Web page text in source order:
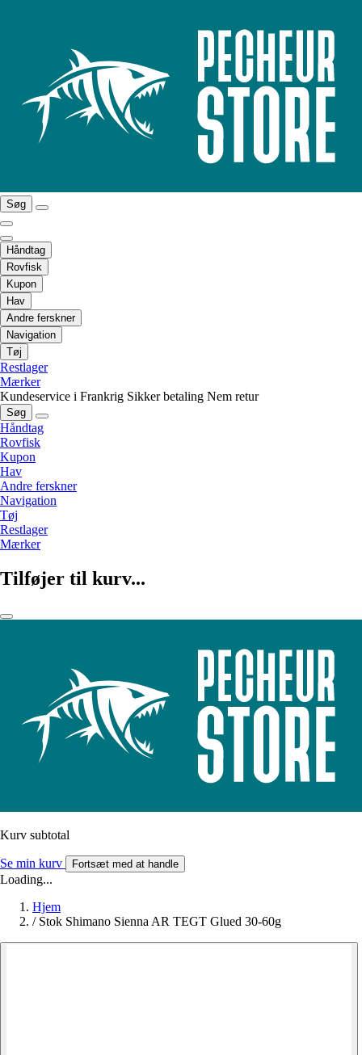
Søg
Håndtag
Rovfisk
Kupon
Hav
Andre ferskner
Navigation
Tøj
Restlager
Mærker
Kundeservice i Frankrig Sikker betaling Nem retur
Søg
Håndtag
Rovfisk
Kupon
Hav
Andre ferskner
Navigation
Tøj
Restlager
Mærker
Tilføjer til kurv...
Kurv subtotal
Se min kurv Fortsæt med at handle
Loading...
Hjem
/ Stok Shimano Sienna AR TEGT Glued 30-60g